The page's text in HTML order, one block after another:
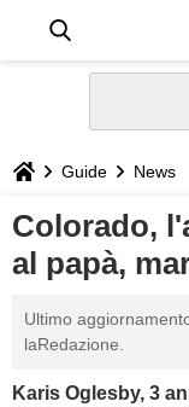
STILE
BIOGRAFIE
DEFINIZIONI
GASTRONOMIA
Guide News
Colorado,
al papà,
Ultimo
laRedazione.
Karis Oglesby, 3